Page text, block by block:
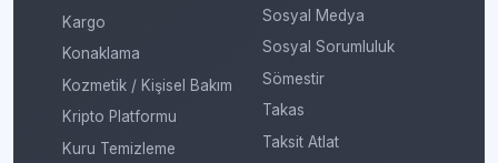
Kargo
Konaklama
Kozmetik / Kişisel Bakım
Kripto Platformu
Kuru Temizleme
Sosyal Medya
Sosyal Sorumluluk
Sömestir
Takas
Taksit Atlat